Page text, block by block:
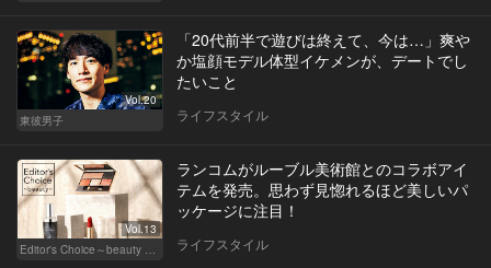
Vol.20
東彼男子
「20代前半で遊びは終えて、今は…」爽や
か塩顔モデル体型イケメンが、デートでし
たいこと
ライフスタイル
Vol.13
ランコムがルーブル美術館とのコラボアイ
テムを発売。思わず見惚れるほど美しいパ
ッケージに注目！
ライフスタイル